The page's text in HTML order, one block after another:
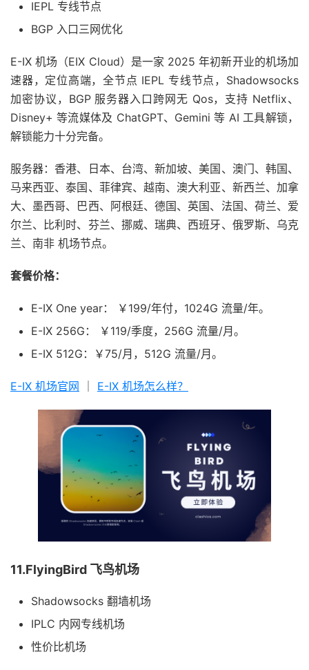
IEPL 专线节点
BGP 入口三网优化
E-IX 机场（EIX Cloud）是一家 2025 年初新开业的机场加
速器，定位高端，全节点 IEPL 专线节点，Shadowsocks
加密协议，BGP 服务器入口跨网无 Qos，支持 Netflix、
Disney+ 等流媒体及 ChatGPT、Gemini 等 AI 工具解锁，
解锁能力十分完备。
服务器：香港、日本、台湾、新加坡、美国、澳门、韩国、
马来西亚、泰国、菲律宾、越南、澳大利亚、新西兰、加拿
大、墨西哥、巴西、阿根廷、德国、英国、法国、荷兰、爱
尔兰、比利时、芬兰、挪威、瑞典、西班牙、俄罗斯、乌克
兰、南非 机场节点。
套餐价格：
E-IX One year： ￥199/年付，1024G 流量/年。
E-IX 256G： ￥119/季度，256G 流量/月。
E-IX 512G：￥75/月，512G 流量/月。
E-IX 机场官网 E-IX 机场怎么样？
11.FlyingBird 飞鸟机场
Shadowsocks 翻墙机场
IPLC 内网专线机场
性价比机场